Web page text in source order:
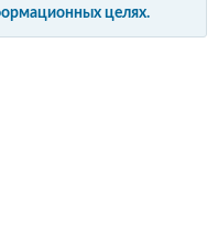
целях.